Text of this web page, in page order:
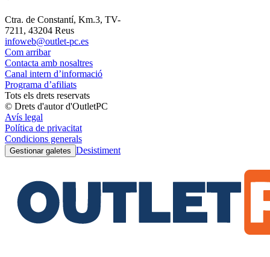
Ctra. de Constantí, Km.3, TV-
7211, 43204 Reus
infoweb@outlet-pc.es
Com arribar
Contacta amb nosaltres
Canal intern d’informació
Programa d’afiliats
Tots els drets reservats
© Drets d'autor d'OutletPC
Avís legal
Política de privacitat
Condicions generals
Gestionar galetes Desistiment